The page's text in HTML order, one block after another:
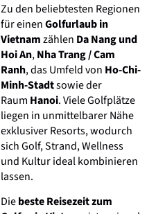
Zu den beliebtesten Regionen
für einenGolfurlaub in
Vietnamzählen Da Nang und
Hoi An,Nha Trang / Cam
Ranh, das Umfeld von Ho-Chi-
Minh-Stadtsowie der
Raum Hanoi. Viele Golfplätze
liegen in unmittelbarer Nähe
exklusiver Resorts, wodurch
sich Golf, Strand, Wellness
und Kultur ideal kombinieren
lassen.
Diebeste Reisezeit zum